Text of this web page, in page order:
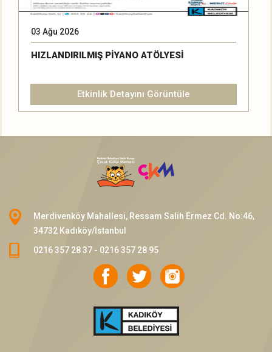
03 Ağu 2026
HIZLANDIRILMIŞ PİYANO ATÖLYESİ
Etkinlik Detayını Görüntüle
Merdivenköy Mahallesi, Ressam Salih Ermez Cd. No:46,
34732 Kadıköy/İstanbul
0216 357 28 37 - 0216 357 28 95